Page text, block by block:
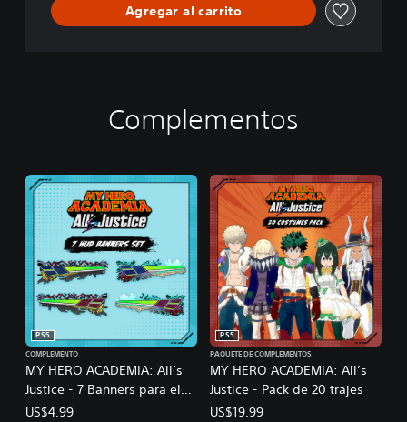
Agregar al carrito
Complementos
MY HERO ACADEMIA: All’s
Justice - 7 Banners para el
HUD
PS5
COMPLEMENTO
US$4.99
MY HERO ACADEMIA: All’s
Justice - Pack de 20 trajes
PS5
PAQUETE DE COMPLEMENTOS
US$19.99